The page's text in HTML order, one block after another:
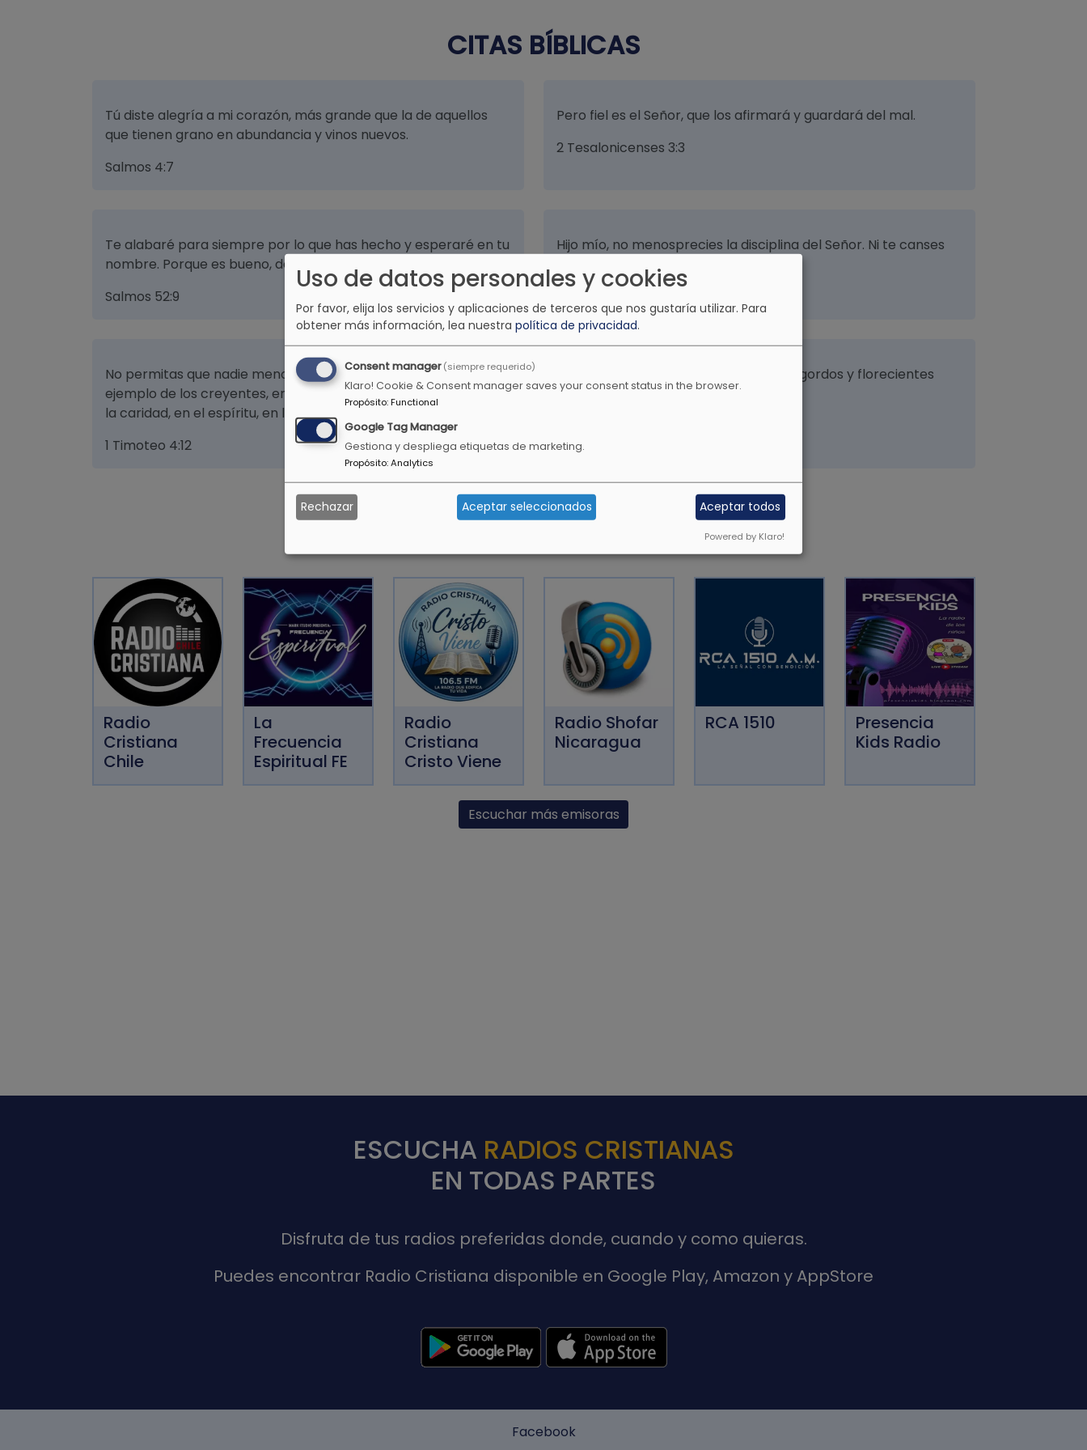
CITAS BÍBLICAS
Tú diste alegría a mi corazón, más grande que la de aquellos
que tienen grano en abundancia y vinos nuevos.
Salmos 4:7
Pero fiel es el Señor, que los afirmará y guardará del mal.
2 Tesalonicenses 3:3
Te alabaré para siempre por lo que has hecho y esperaré en tu
nombre. Porque es bueno, delante de tus santos.
Salmos 52:9
Hijo mío, no menosprecies la disciplina del Señor. Ni te canses
de su corrección.
Proverbios 3:11
No permitas que nadie menosprecie tu juventud, debes ser un
ejemplo de los creyentes, en la palabra, en la conversación, en
la caridad, en el espíritu, en la fe, en la pureza.
1 Timoteo 4:12
Todavía darán fruto en la vejez, serán gordos y florecientes
OTRAS EMISORAS CRISTIANAS
Radio
Cristiana
Chile
La
Frecuencia
Espiritual FE
Radio
Cristiana
Cristo Viene
Radio Shofar
Nicaragua
RCA 1510
Presencia
Kids Radio
Escuchar más emisoras
ESCUCHA RADIOS CRISTIANAS
EN TODAS PARTES
Disfruta de tus radios preferidas donde, cuando y como quieras.
Puedes encontrar Radio Cristiana disponible en Google Play, Amazon y AppStore
Facebook
Uso de datos personales y cookies
Por favor, elija los servicios y aplicaciones de terceros que nos gustaría utilizar. Para
obtener más información, lea nuestra política de privacidad.
Consent manager(siempre requerido)
Klaro! Cookie & Consent manager saves your consent status in the browser.
Propósito:Functional
Google Tag Manager
Gestiona y despliega etiquetas de marketing.
Propósito:Analytics
Rechazar Aceptar seleccionados Aceptar todos
Powered by Klaro!